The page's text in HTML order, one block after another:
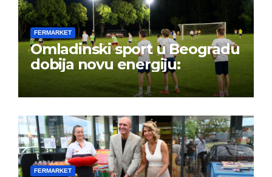
FERMARKET
Omladinski sport u Beogradu
dobija novu energiju:
FERMARKET